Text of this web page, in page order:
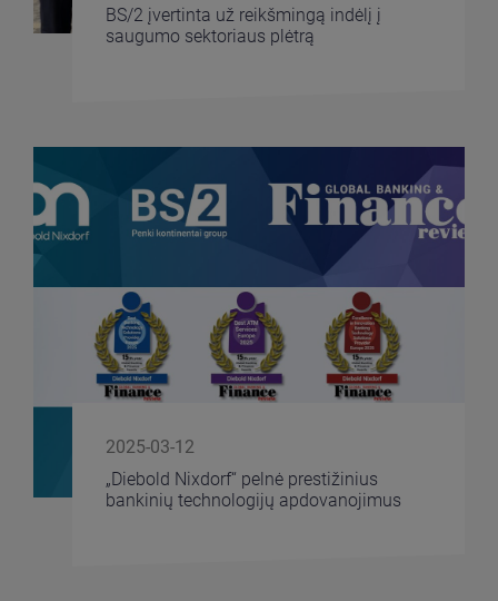
BS/2 įvertinta už reikšmingą indėlį į
saugumo sektoriaus plėtrą
2025-03-12
„Diebold Nixdorf“ pelnė prestižinius
bankinių technologijų apdovanojimus